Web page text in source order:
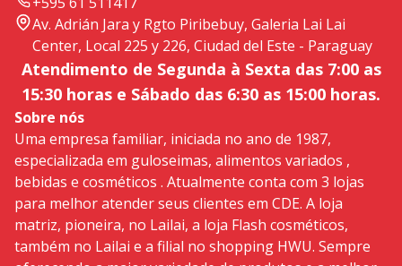
Av. Adrián Jara y Rgto Piribebuy, Galeria Lai Lai
Center, Local 225 y 226, Ciudad del Este - Paraguay
Atendimento de Segunda à Sexta das 7:00 as
15:30 horas e Sábado das 6:30 as 15:00 horas.
Sobre nós
Uma empresa familiar, iniciada no ano de 1987,
especializada em guloseimas, alimentos variados ,
bebidas e cosméticos . Atualmente conta com 3 lojas
para melhor atender seus clientes em CDE. A loja
matriz, pioneira, no Lailai, a loja Flash cosméticos,
também no Lailai e a filial no shopping HWU. Sempre